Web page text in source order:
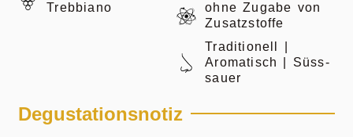
Trebbiano
ohne Zugabe von
Zusatzstoffe
Traditionell |
Aromatisch | Süss-
sauer
Degustationsnotiz